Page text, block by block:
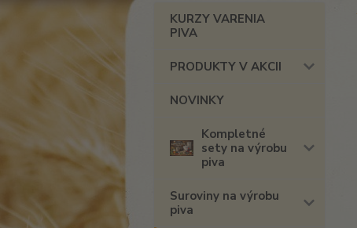
KURZY VARENIA
PIVA
PRODUKTY V AKCII
NOVINKY
Kompletné
sety na výrobu
piva
Suroviny na výrobu
piva